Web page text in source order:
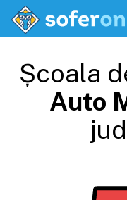
Școala
Auto